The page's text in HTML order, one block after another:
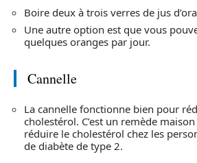
Boire deux à trois verres de jus
Une autre option est que vous
quelques oranges par jour.
Cannelle
La cannelle fonctionne bien pour
cholestérol. C’est un remède
réduire le cholestérol chez les
de diabète de type 2.